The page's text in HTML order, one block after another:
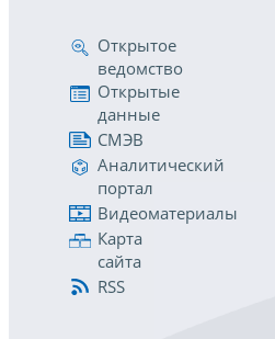
Открытое
ведомство
Открытые
данные
СМЭВ
Аналитический
портал
Видеоматериалы
Карта
сайта
RSS